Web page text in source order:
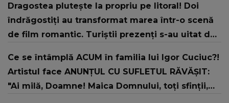
Dragostea plutește la propriu pe litoral! Doi
îndrăgostiți au transformat marea într-o scenă
de film romantic. Turiștii prezenți s-au uitat de
Ce se întâmplă ACUM în familia lui Igor Cuciuc?!
Artistul face ANUNȚUL CU SUFLETUL RĂVĂȘIT:
"Ai milă, Doamne! Maica Domnului, toți sfinții,